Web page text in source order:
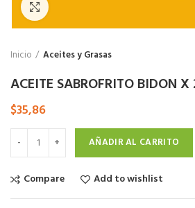
Inicio Aceites y Grasas
ACEITE SABROFRITO BIDON
$35,86
AÑADIR AL CARRITO
Compare Add to wishlist